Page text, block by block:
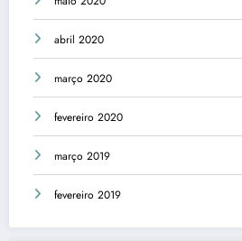
abril 2020
março 2020
fevereiro 2020
março 2019
fevereiro 2019